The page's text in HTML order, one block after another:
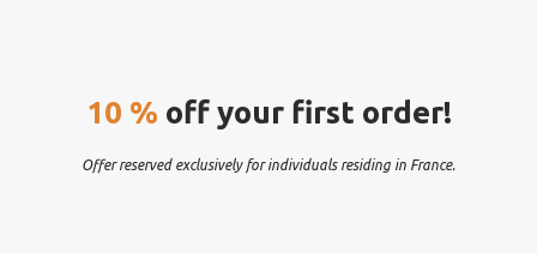
10 % off your first order!
Offer reserved exclusively for individuals residing in France.